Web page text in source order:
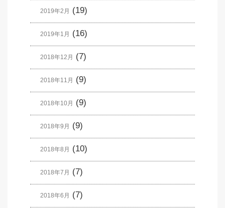
2019年2月 (19)
2019年1月 (16)
2018年12月 (7)
2018年11月 (9)
2018年10月 (9)
2018年9月 (9)
2018年8月 (10)
2018年7月 (7)
2018年6月 (7)